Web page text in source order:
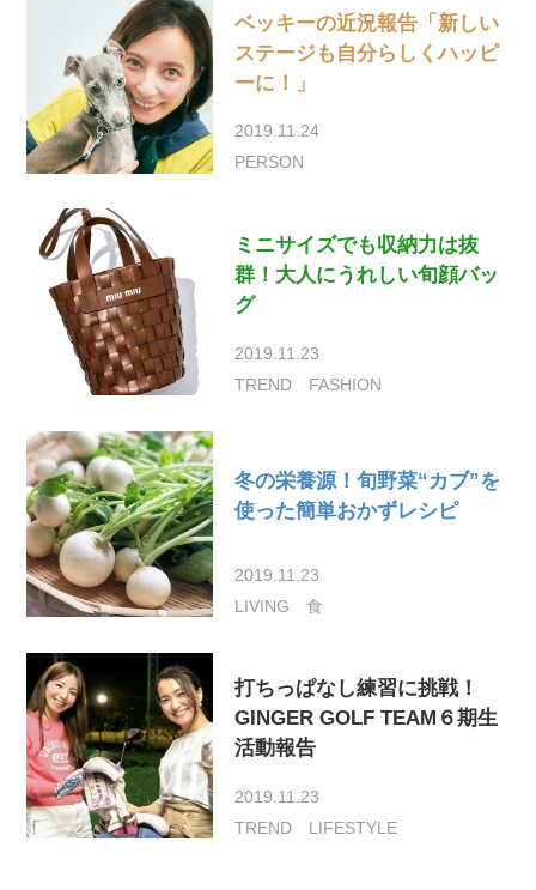
ベッキーの近況報告「新しい
ステージも自分らしくハッピ
ーに！」
2019.11.24
PERSON
ミニサイズでも収納力は抜
群！大人にうれしい旬顔バッ
グ
2019.11.23
TREND
FASHION
冬の栄養源！旬野菜“カブ”を
使った簡単おかずレシピ
2019.11.23
LIVING
食
打ちっぱなし練習に挑戦！
GINGER GOLF TEAM６期生
活動報告
2019.11.23
TREND
LIFESTYLE